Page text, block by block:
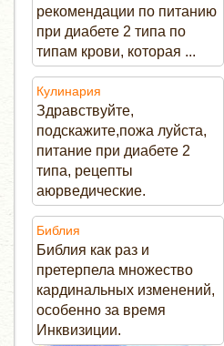
рекомендации по питанию
при диабете 2 типа по
типам крови, которая ...
Кулинария
Здравствуйте,
подскажите,пожа луйста,
питание при диабете 2
типа, рецепты
аюрведические.
Библия
Библия как раз и
претерпела множество
кардинальных изменений,
особенно за время
Инквизиции.